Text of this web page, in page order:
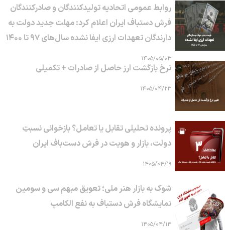
روابط عمومی اتحادیه تولیدکنندگان و صادرکنندگان
فرش دستباف ایران اعلام کرد: مهلت جدید دولت به
دارندگان تعهدات ارزی ایفا نشده سال‌های ۹۷ تا ۱۴۰۰
۱۴۰۵/۰۵/۰۳
نرخ بازگشت ارز حاصل از صادرات + تکمیلی
۱۴۰۵/۰۴/۲۳
پرونده تحلیلی تقابل یا تعامل؟ بازخوانی نسبتِ
دولت، بازار و هویت در فرش دست‌باف ایران
۱۴۰۵/۰۴/۱۹
شوک به بازار هنر ملی؛ تعویق مبهم سی و سومین
نمایشگاه فرش دستباف به نفع الکامپ
۱۴۰۵/۰۴/۱۴